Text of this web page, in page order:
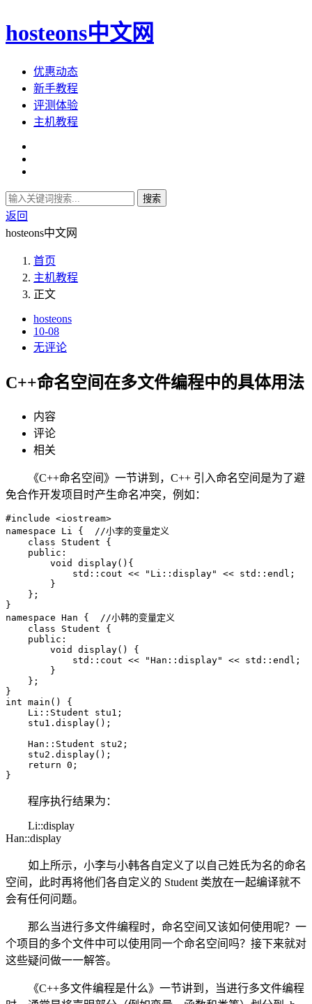
hosteons中文网
优惠动态
新手教程
评测体验
主机教程
搜索
返回
hosteons中文网
首页
主机教程
正文
hosteons
10-08
无评论
C++命名空间在多文件编程中的具体用法
内容
评论
相关
《C++命名空间》一节讲到，C++ 引入命名空间是为了避
免合作开发项目时产生命名冲突，例如：
#include <iostream>
namespace Li {  //小李的变量定义
    class Student {
    public:
        void display(){
            std::cout << "Li::display" << std::endl;
        }
    };
}
namespace Han {  //小韩的变量定义
    class Student {
    public:
        void display() {
            std::cout << "Han::display" << std::endl;
        }
    };
}
int main() {
    Li::Student stu1;
    stu1.display();
    Han::Student stu2;
    stu2.display();
    return 0;
}
程序执行结果为：
Li::display
Han::display
如上所示，小李与小韩各自定义了以自己姓氏为名的命名
空间，此时再将他们各自定义的 Student 类放在一起编译就不
会有任何问题。
那么当进行多文件编程时，命名空间又该如何使用呢？一
个项目的多个文件中可以使用同一个命名空间吗？接下来就对
这些疑问做一一解答。
《C++多文件编程是什么》一节讲到，当进行多文件编程